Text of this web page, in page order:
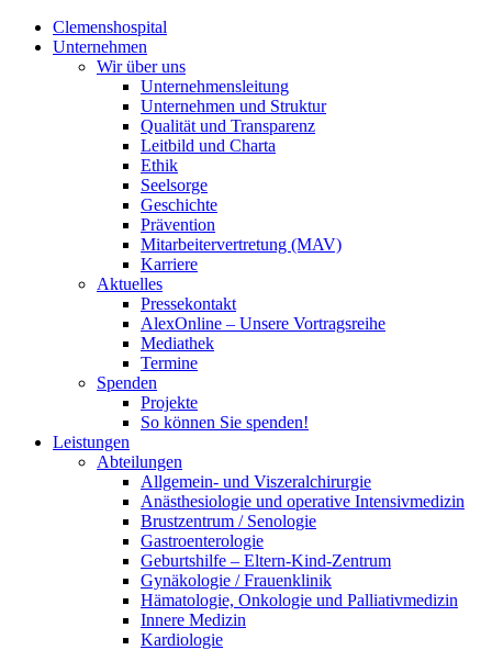
Clemenshospital
Unternehmen
Wir über uns
Unternehmensleitung
Unternehmen und Struktur
Qualität und Transparenz
Leitbild und Charta
Ethik
Seelsorge
Geschichte
Prävention
Mitarbeitervertretung (MAV)
Karriere
Aktuelles
Pressekontakt
AlexOnline – Unsere Vortragsreihe
Mediathek
Termine
Spenden
Projekte
So können Sie spenden!
Leistungen
Abteilungen
Allgemein- und Viszeralchirurgie
Anästhesiologie und operative Intensivmedizin
Brustzentrum / Senologie
Gastroenterologie
Geburtshilfe – Eltern-Kind-Zentrum
Gynäkologie / Frauenklinik
Hämatologie, Onkologie und Palliativmedizin
Innere Medizin
Kardiologie